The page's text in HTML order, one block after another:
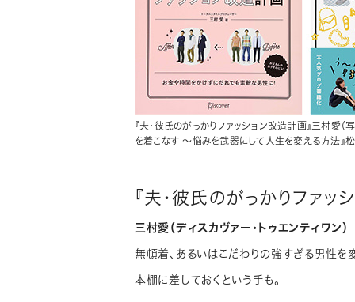
『夫・彼氏のがっかりファッション改造計画』三村愛（
を着こなす 〜悩みを武器にして人生を変える方法』松
『夫・彼氏のがっかりファッ
三村愛（ディスカヴァー・トゥエンティワン）
無頓着、あるいはこだわりの強すぎる男性を
本棚に差しておくという手も。